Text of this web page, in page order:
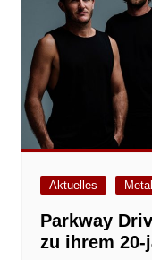
Aktuelles Metal
Parkway
zu ihrem